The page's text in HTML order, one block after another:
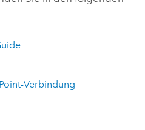
-Verbindung